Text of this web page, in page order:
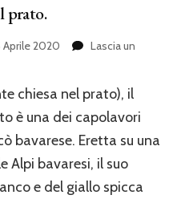
prato.
Aprile 2020
Lascia un
chiesa nel prato), il
è una dei capolavori
bavarese. Eretta su una
Alpi bavaresi, il suo
e del giallo spicca